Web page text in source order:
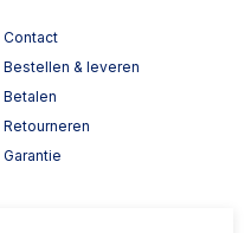
Contact
Bestellen & leveren
Betalen
Retourneren
Garantie